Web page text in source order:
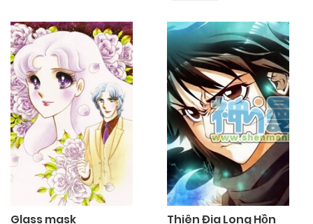
Glass mask Thiên Địa Long Hồn